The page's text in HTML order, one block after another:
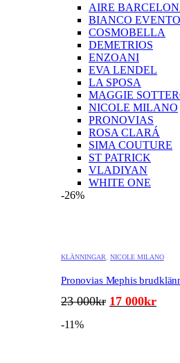
AIRE
BIANCO EVENTO
COSMOBELLA
DEMETRIOS
ENZOANI
EVA LENDEL
LA SPOSA
MAGGIE
NICOLE MILANO
PRONOVIAS
ROSA CLARÁ
SIMA COUTURE
ST PATRICK
VLADIYAN
WHITE ONE
-26%
KLÄNNINGAR NICOLE MILANO
Pronovias Mephis
23 000kr Det
17 000krDet
-11%